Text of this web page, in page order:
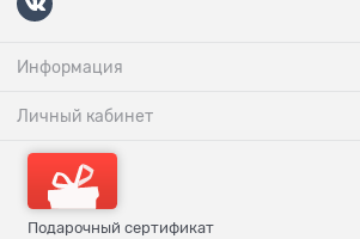
Информация
Личный кабинет
Подарочный сертификат